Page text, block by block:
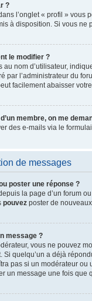
?
l’onglet « profil »
à disposition. Si vous ne
le modifier ?
au nom d’utilisateur,
par l’administrateur du
facilement abaisser
membre, on me
des e-mails via le
de messages
poster une réponse ?
la page d’un forum
pouvez poster de
message ?
vous ne pouvez
quelqu’un a déjà
pas si un modérateur
un message une fois que